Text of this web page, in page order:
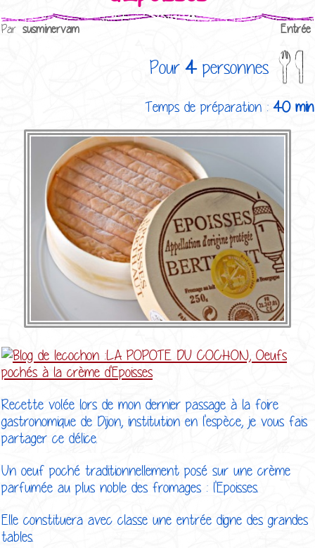
Par susminervam Entrée
Pour4personnes
Temps de préparation :40 min
Recette volée lors de mon dernier passage à la foire
gastronomique de Dijon, institution en l'espèce, je vous fais
partager ce délice.
Un oeuf poché traditionnellement posé sur une crème
parfumée au plus noble des fromages : l'Epoisses.
Elle constituera avec classe une entrée digne des grandes
tables.